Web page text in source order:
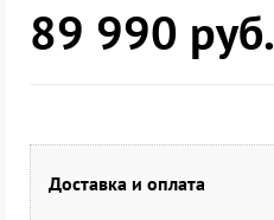
89 990 руб.
Доставка и оплата